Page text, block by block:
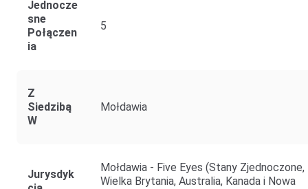
Jednocze
Sne
Połączen
Ia
5
Z
Siedzibą
W
Mołdawia
Jurysdyk
Mołdawia - Five Eyes (Stany Zjednoczone,
Wielka Brytania, Australia, Kanada i Nowa